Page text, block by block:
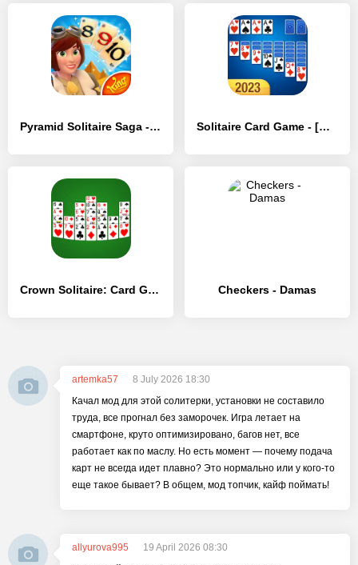
Pyramid Solitaire Saga - [MOD Много монет] Solitaire Card Game - [MOD Много денег]
Crown Solitaire: Card Game - [MOD Много монет] Checkers - Damas
artemka57
8 July 2026 18:30
Качал мод для этой солитерки, установки не составило
труда, все прогнал без заморочек. Игра летает на
смартфоне, круто оптимизировано, багов нет, все
работает как по маслу. Но есть момент — почему подача
карт не всегда идет плавно? Это нормально или у кого-то
еще такое бывает? В общем, мод топчик, кайф поймать!
allyurova995
19 April 2026 08:30